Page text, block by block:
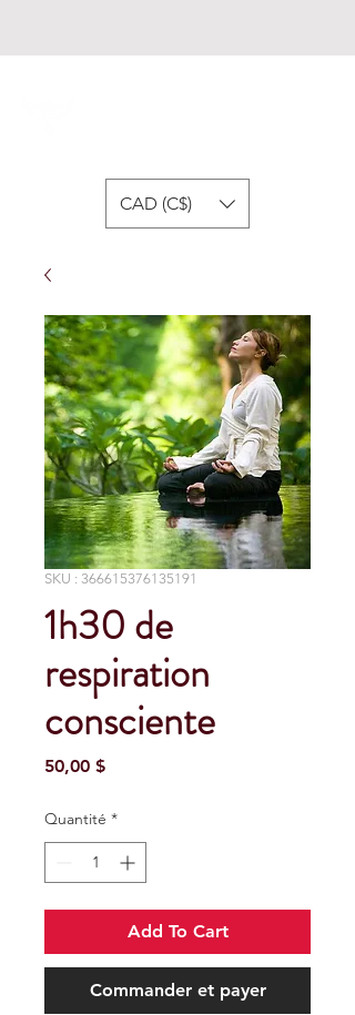
CAD (C$)
SKU : 366615376135191
1h30 de
respiration
consciente
50,00 $Prix
Quantité *
Add To Cart
Commander et payer